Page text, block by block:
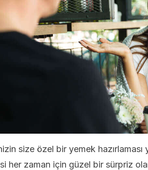
size özel bir yemek
her zaman için güzel bir sürpriz